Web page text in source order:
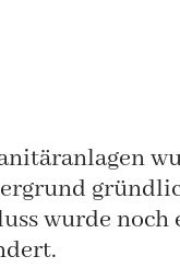
wurde noch